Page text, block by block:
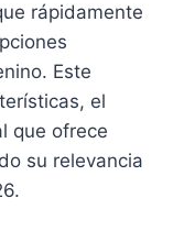
rápidamente
Este
el
que ofrece
su relevancia